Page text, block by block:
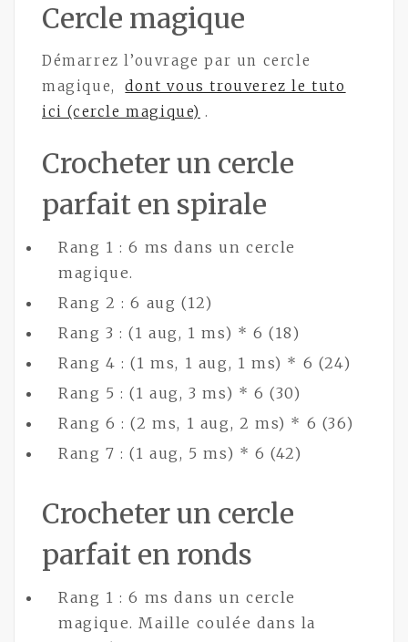
Cercle magique
Démarrez l’ouvrage par un cercle
magique,
dont vous trouverez le tuto
ici (cercle magique) .
Crocheter un cercle
parfait en spirale
Rang 1 : 6 ms dans un cercle
magique.
Rang 2 : 6 aug (12)
Rang 3 : (1 aug, 1 ms) * 6 (18)
Rang 4 : (1 ms, 1 aug, 1 ms) * 6 (24)
Rang 5 : (1 aug, 3 ms) * 6 (30)
Rang 6 : (2 ms, 1 aug, 2 ms) * 6 (36)
Rang 7 : (1 aug, 5 ms) * 6 (42)
Crocheter un cercle
parfait en ronds
Rang 1 : 6 ms dans un cercle
magique. Maille coulée dans la